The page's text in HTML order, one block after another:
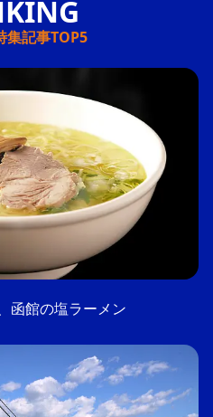
集記事TOP5
函館の塩ラーメン